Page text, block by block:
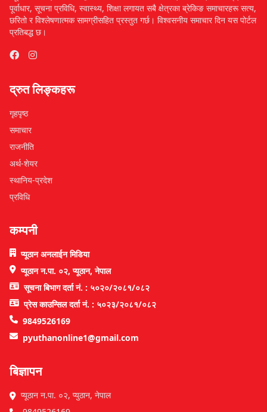
पूर्वाधार, सूचना प्रविधि, स्वास्थ्य, शिक्षा लगायत सबै क्षेत्रका ब्रेकिङ समाचारहरू सत्य,
छरितो र विश्लेषणात्मक सामग्रीसहित प्रस्तुत गर्छ। विश्वसनीय समाचार दिन यस पोर्टल
प्रतिबद्ध छ।
द्रुत लिङ्कहरू
गृहपृष्ठ
समाचार
राजनीति
अर्थ-शेयर
स्थानिय-प्रदेश
प्रविधि
कम्पनी
प्यूठान अनलाईन मिडिया
प्यूठान न.पा. ०२, प्यूठान, नेपाल
सूचना बिभाग दर्ता नं. : ५०२०/२०८१/०८२
प्रेस काउन्सिल दर्ता नं. : ५०२३/२०८१/०८२
9849526169
pyuthanonline1@gmail.com
बिज्ञापन
प्यूठान न.पा. ०२, प्युठान, नेपाल